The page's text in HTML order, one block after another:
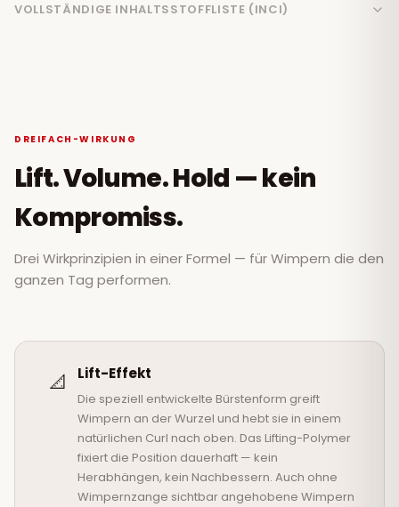
VOLLSTÄNDIGE INHALTSSTOFFLISTE (INCI)
DREIFACH-WIRKUNG
Lift. Volume. Hold — kein
Kompromiss.
Drei Wirkprinzipien in einer Formel — für Wimpern die den
ganzen Tag performen.
📐 Lift-Effekt
Die speziell entwickelte Bürstenform greift
Wimpern an der Wurzel und hebt sie in einem
natürlichen Curl nach oben. Das Lifting-Polymer
fixiert die Position dauerhaft — kein
Herabhängen, kein Nachbessern. Auch ohne
Wimpernzange sichtbar angehobene Wimpern